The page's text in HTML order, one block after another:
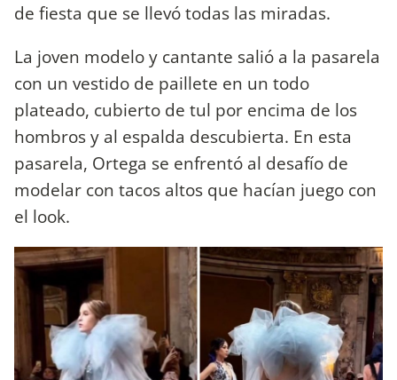
de fiesta que se llevó todas las miradas.
La joven modelo y cantante salió a la pasarela
con un vestido de paillete en un todo
plateado, cubierto de tul por encima de los
hombros y al espalda descubierta. En esta
pasarela, Ortega se enfrentó al desafío de
modelar con tacos altos que hacían juego con
el look.